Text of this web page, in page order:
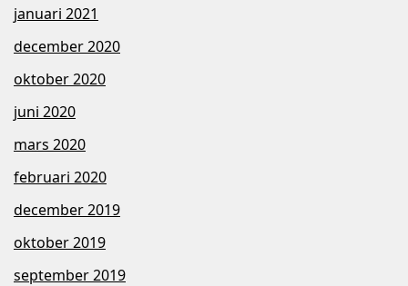
januari 2021
december 2020
oktober 2020
juni 2020
mars 2020
februari 2020
december 2019
oktober 2019
september 2019